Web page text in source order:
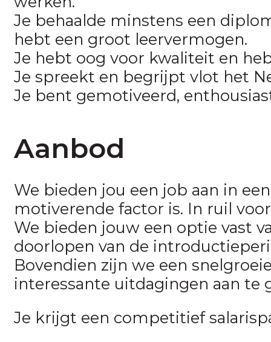
Je behaalde minstens een
hebt een groot leervermogen.
Je hebt oog voor kwaliteit en
Je spreekt en begrijpt vlot het
Je bent gemotiveerd,
Aanbod
We bieden jou een job aan in
motiverende factor is. In ruil
We bieden jouw een optie vast
doorlopen van de
Bovendien zijn we een
interessante uitdagingen aan te
Je krijgt een competitief